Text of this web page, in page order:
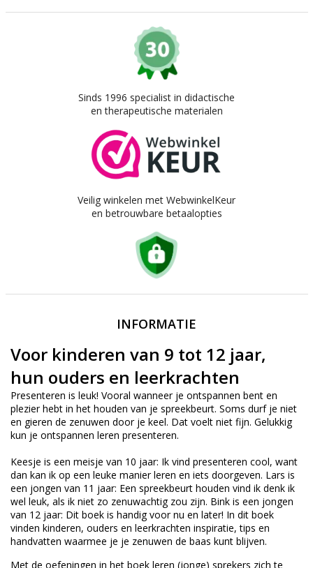
Sinds 1996 specialist in didactische
en therapeutische materialen
Veilig winkelen met WebwinkelKeur
en betrouwbare betaalopties
INFORMATIE
Voor kinderen van 9 tot 12 jaar,
hun ouders en leerkrachten
Presenteren is leuk! Vooral wanneer je ontspannen bent en
plezier hebt in het houden van je spreekbeurt. Soms durf je niet
en gieren de zenuwen door je keel. Dat voelt niet fijn. Gelukkig
kun je ontspannen leren presenteren.
Keesje is een meisje van 10 jaar: Ik vind presenteren cool, want
dan kan ik op een leuke manier leren en iets doorgeven. Lars is
een jongen van 11 jaar: Een spreekbeurt houden vind ik denk ik
wel leuk, als ik niet zo zenuwachtig zou zijn. Bink is een jongen
van 12 jaar: Dit boek is handig voor nu en later! In dit boek
vinden kinderen, ouders en leerkrachten inspiratie, tips en
handvatten waarmee je je zenuwen de baas kunt blijven.
Met de oefeningen in het boek leren (jonge) sprekers zich te